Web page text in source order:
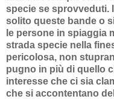
specie se sprovveduti.
solito queste bande o
le persone in spiaggia
strada specie nella
pericolosa, non
pugno in più di quello
interesse che ci sia
che si accontentano